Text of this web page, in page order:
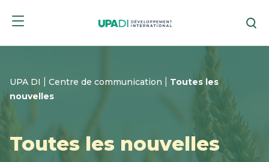
au
au
UPA DI Centre de communication
Toutes les
nouvelles
Toutes les nouvelles